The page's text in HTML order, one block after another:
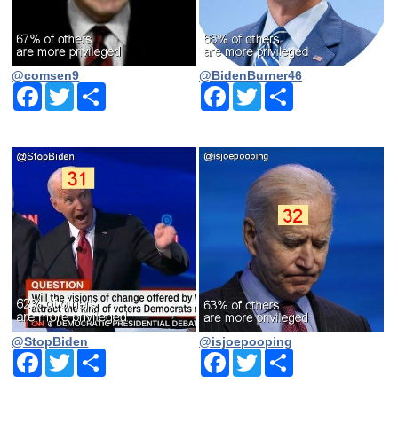
@comsen9
Facebook
Twitter
@BidenBurner46
Facebook
TwitterShare
@StopBiden
Facebook
Twitter
@isjoepooping
Facebook
TwitterShare